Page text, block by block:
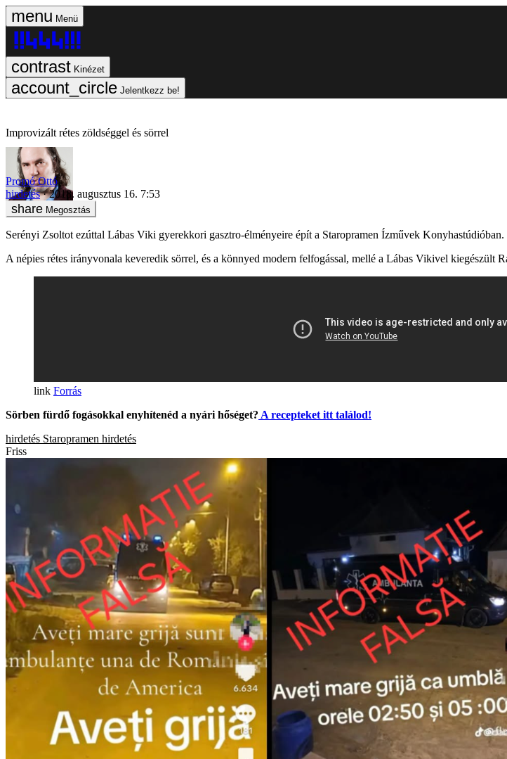
Menü
Kinézet
Jelentkezz be!
Improvizált rétes zöldséggel és sörrel
Promó Ottó
hirdetés
2018. augusztus 16. 7:53
Megosztás
Serényi Zsoltot ezúttal Lábas Viki gyerekkori gasztro-élményeire épít a Staropramen Ízművek Konyhastúdióban.
A népies rétes irányvonala keveredik sörrel, és a könnyed modern felfogással, mellé a Lábas Vikivel kiegészült
Forrás
Sörben fürdő fogásokkal enyhítenéd a nyári hőséget? A recepteket itt találod!
hirdetés Staropramen hirdetés
Friss